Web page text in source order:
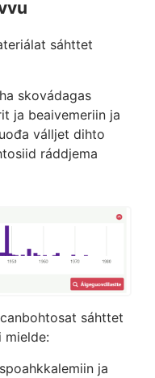
sáhttet
skovádagas
ja beaivemeriin ja
válljet dihto
ráddjema
sáhttet
mielde:
ja